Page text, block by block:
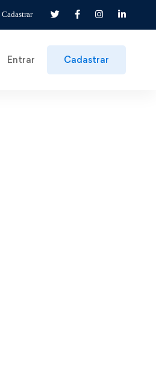
Cadastrar
Entrar Cadastrar